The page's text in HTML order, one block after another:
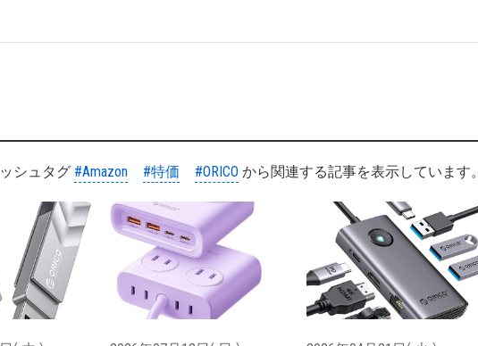
シュタグ #Amazon #特価 #ORICO から関連する記事を表示しています。